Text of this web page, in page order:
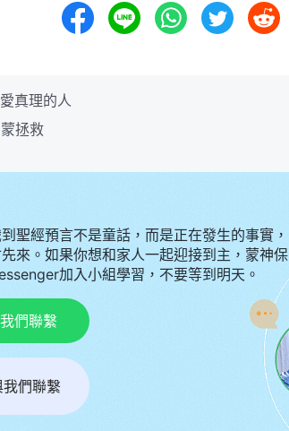
真理的人
拯救
聖經預言不是童話，而是正在發生的事實，
來。如果你想和家人一起迎接到主，蒙神保
加入小組學習，不要等到明天。
們聯繫
們聯繫